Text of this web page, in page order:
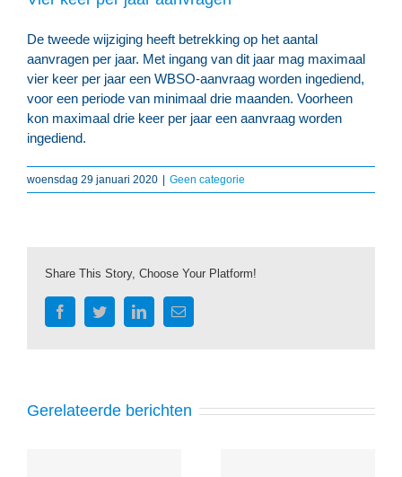
De tweede wijziging heeft betrekking op het aantal
aanvragen per jaar. Met ingang van dit jaar mag maximaal
vier keer per jaar een WBSO-aanvraag worden ingediend,
voor een periode van minimaal drie maanden. Voorheen
kon maximaal drie keer per jaar een aanvraag worden
ingediend.
woensdag 29 januari 2020 | Geen categorie
Share This Story, Choose Your Platform!
FacebookTwitterLinkedIn
E-
mail
Gerelateerde berichten